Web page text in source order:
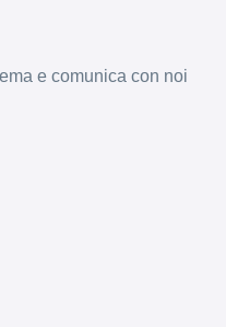
e comunica con noi